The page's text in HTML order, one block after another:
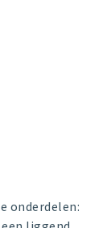
onderdelen: